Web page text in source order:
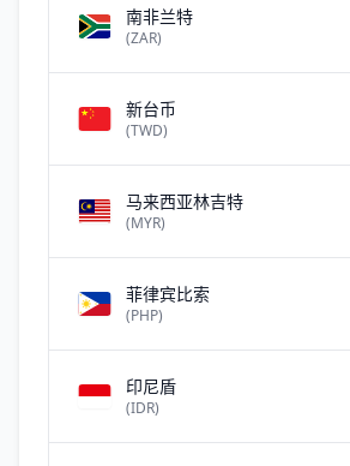
南非兰特
(ZAR)
新台币
(TWD)
马来西亚林吉特
(MYR)
菲律宾比索
(PHP)
印尼盾
(IDR)